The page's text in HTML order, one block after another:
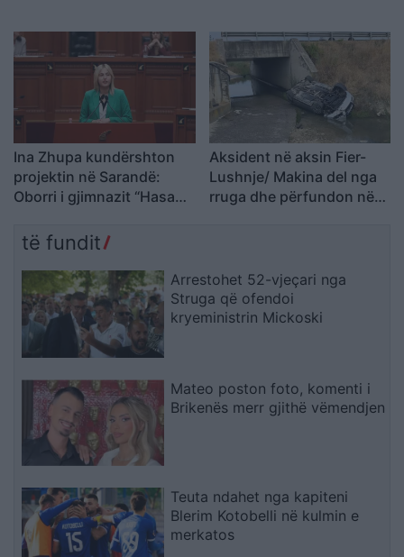
Ina Zhupa kundërshton
projektin në Sarandë:
Oborri i gjimnazit “Hasan
shndërrohet në parking
publik
Aksident në aksin Fier-
Lushnje/ Makina del nga
rruga dhe përfundon në
të fundit
Arrestohet 52-vjeçari nga
Struga që ofendoi
kryeministrin Mickoski
Mateo poston foto, komenti i
Brikenës merr gjithë vëmendjen
Teuta ndahet nga kapiteni
Blerim Kotobelli në kulmin e
merkatos